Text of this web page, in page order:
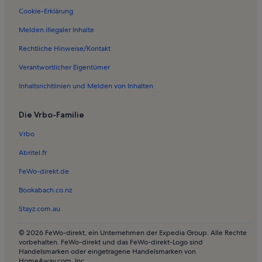
Cookie-Erklärung
Melden illegaler Inhalte
Rechtliche Hinweise/Kontakt
Verantwortlicher Eigentümer
Inhaltsrichtlinien und Melden von Inhalten
Die Vrbo-Familie
Vrbo
Abritel.fr
FeWo-direkt.de
Bookabach.co.nz
Stayz.com.au
© 2026 FeWo-direkt, ein Unternehmen der Expedia Group. Alle Rechte
vorbehalten. FeWo-direkt und das FeWo-direkt-Logo sind
Handelsmarken oder eingetragene Handelsmarken von